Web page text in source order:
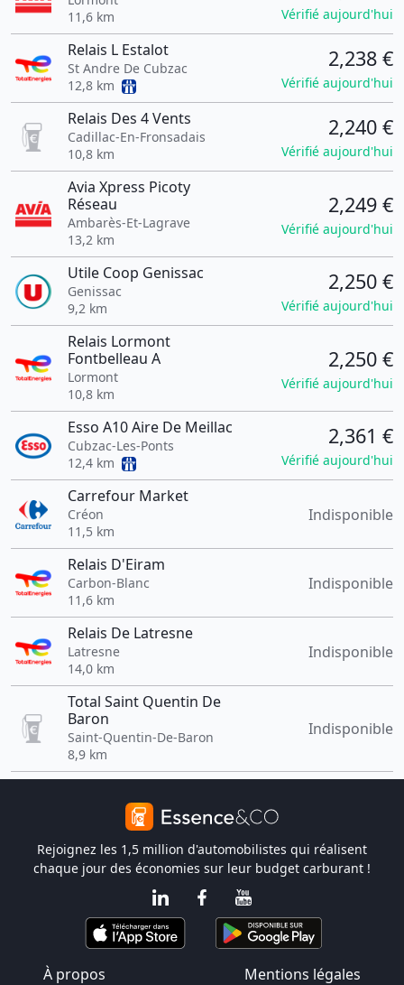
11,6 km
Vérifié aujourd'hui
Relais L Estalot
St Andre De Cubzac
12,8 km
2,238 €
Vérifié aujourd'hui
Relais Des 4 Vents
Cadillac-En-Fronsadais
10,8 km
2,240 €
Vérifié aujourd'hui
Avia Xpress Picoty
Réseau
Ambarès-Et-Lagrave
13,2 km
2,249 €
Vérifié aujourd'hui
Utile Coop Genissac
Genissac
9,2 km
2,250 €
Vérifié aujourd'hui
Relais Lormont
Fontbelleau A
Lormont
10,8 km
2,250 €
Vérifié aujourd'hui
Esso A10 Aire De Meillac
Cubzac-Les-Ponts
12,4 km
2,361 €
Vérifié aujourd'hui
Carrefour Market
Créon
11,5 km
Indisponible
Relais D'Eiram
Carbon-Blanc
11,6 km
Indisponible
Relais De Latresne
Latresne
14,0 km
Indisponible
Total Saint Quentin De
Baron
Saint-Quentin-De-Baron
8,9 km
Indisponible
Rejoignez les 1,5 million d'automobilistes qui réalisent
chaque jour des économies sur leur budget carburant !
À propos Mentions légales